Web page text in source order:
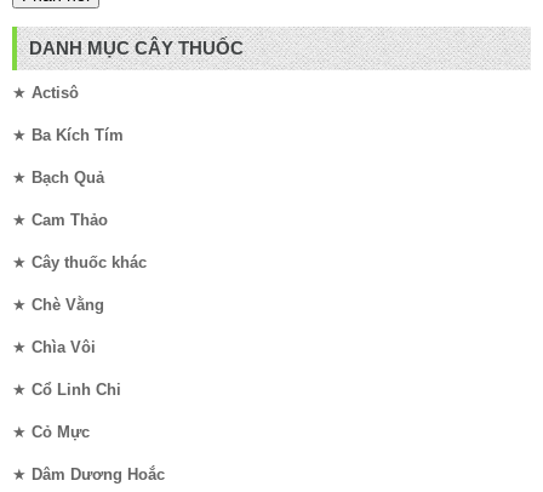
DANH MỤC CÂY THUỐC
★ Actisô
★ Ba Kích Tím
★ Bạch Quả
★ Cam Thảo
★ Cây thuốc khác
★ Chè Vằng
★ Chìa Vôi
★ Cổ Linh Chi
★ Cỏ Mực
★ Dâm Dương Hoắc